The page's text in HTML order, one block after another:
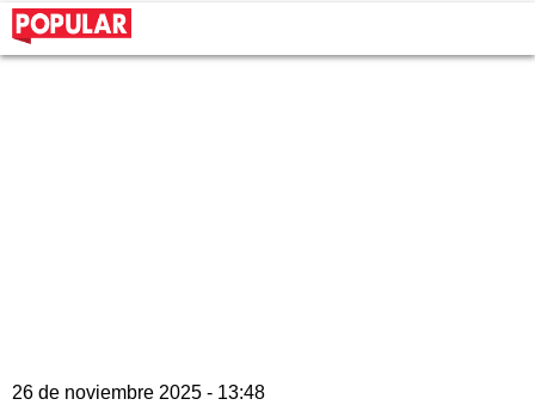
26 de noviembre 2025 - 13:48